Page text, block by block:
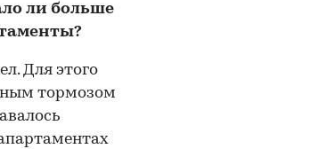
ли больше
Для этого
тормозом